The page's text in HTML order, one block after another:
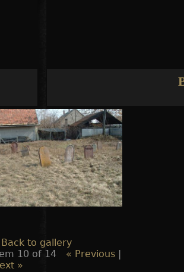
to gallery
10 of 14
« Previous |
»